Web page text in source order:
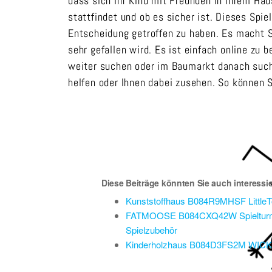
stattfindet und ob es sicher ist. Dieses
Entscheidung getroffen zu haben. Es macht
sehr gefallen wird. Es ist einfach online zu
weiter suchen oder im Baumarkt danach
helfen oder Ihnen dabei zusehen. So
Diese Beiträge könnten Sie auch
Kunststoffhaus B084R9MHSF
FATMOOSE B084CXQ42W
Spielzubehör
Kinderholzhaus B084D3FS2M